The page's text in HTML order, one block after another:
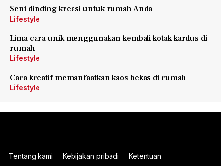
Seni dinding kreasi untuk rumah Anda
Lifestyle
Lima cara unik menggunakan kembali kotak kardus di
rumah
Lifestyle
Cara kreatif memanfaatkan kaos bekas di rumah
Lifestyle
Tentang kami Kebijakan pribadi Ketentuan